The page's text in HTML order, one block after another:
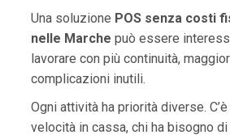
Una soluzione POS senza costi
nelle Marche può essere
lavorare con più continuità,
complicazioni inutili.
Ogni attività ha priorità diverse.
velocità in cassa, chi ha bisogno